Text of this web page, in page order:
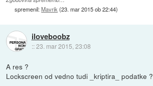
spremenil:Mavrik (23. mar 2015 ob 22:44)
iloveboobz
::23. mar 2015, 23:08
A res ?
Lockscreen od vedno tudi _kriptira_ podatke ?